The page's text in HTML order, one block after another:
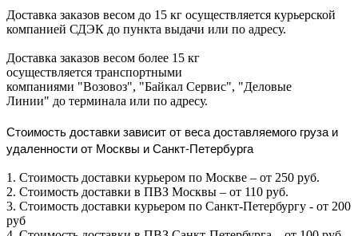
Доставка заказов весом до 15 кг осуществляется курьерской
компанией СДЭК до пункта выдачи или по адресу.
Доставка заказов весом более 15 кг
осуществляется транспортными
компаниями "Возовоз", "Байкал Сервис", "Деловые
Линии" до терминала или по адресу.
Стоимость доставки зависит от веса доставляемого груза и
удаленности от Москвы и Санкт-Петербурга
1. Стоимость доставки курьером по Москве – от 250 руб.
2. Стоимость доставки в ПВЗ Москвы – от 110 руб.
3. Стоимость доставки курьером по Санкт-Петербургу - от 200
руб